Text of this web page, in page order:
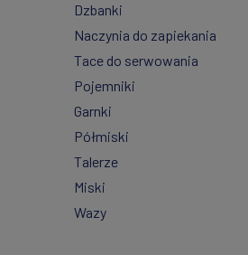
Dzbanki
Naczynia do zapiekania
Tace do serwowania
Pojemniki
Garnki
Półmiski
Talerze
Miski
Wazy